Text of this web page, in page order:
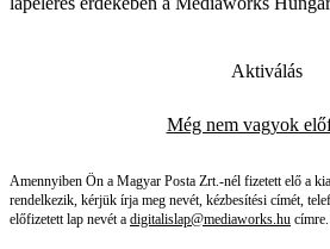
Aktiválás
Még nem vagyok
Amennyiben Ön a Magyar Posta Zrt.-nél fizetett elő a
rendelkezik, kérjük írja meg nevét, kézbesítési címét,
előfizetett lap nevét a digitalislap@mediaworks.hu címre.